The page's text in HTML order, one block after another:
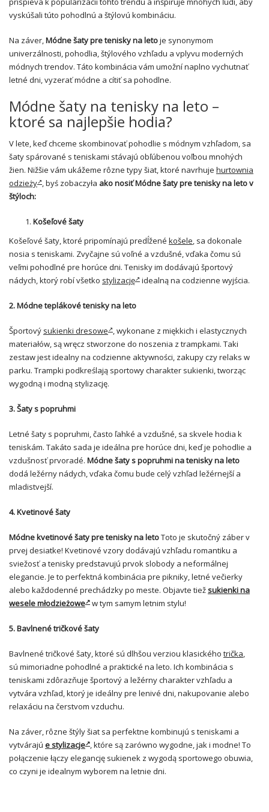
vyskúšali túto pohodlnú a štýlovú kombináciu.
Na záver,Módne šaty pre tenisky na letoje synonymom
univerzálnosti, pohodlia, štýlového vzhľadu a vplyvu moderných
módnych trendov. Táto kombinácia vám umožní naplno vychutnať
letné dni, vyzerať módne a cítiť sa pohodlne.
Módne šaty na tenisky na leto –
ktoré sa najlepšie hodia?
V lete, keď chceme skombinovať pohodlie s módnym vzhľadom, sa
šaty spárované s teniskami stávajú obľúbenou voľbou mnohých
žien. Nižšie vám ukážeme rôzne typy šiat, ktoré navrhuje hurtownia
odzieży , byś zobaczyła ako nosiťMódne šaty pre tenisky na leto v
štýloch:
Košeľové šaty
Košeľové šaty, ktoré pripomínajú predĺžené košele, sa dokonale
nosia s teniskami. Zvyčajne sú voľné a vzdušné, vďaka čomu sú
veľmi pohodlné pre horúce dni. Tenisky im dodávajú športový
nádych, ktorý robí všetko stylizację idealną na codzienne wyjścia.
2. Módne teplákové tenisky na leto
Športový sukienki dresowe , wykonane z miękkich i elastycznych
materiałów, są wręcz stworzone do noszenia z trampkami. Taki
zestaw jest idealny na codzienne aktywności, zakupy czy relaks w
parku. Trampki podkreślają sportowy charakter sukienki, tworząc
wygodną i modną stylizację.
3. Šaty s popruhmi
Letné šaty s popruhmi, často ľahké a vzdušné, sa skvele hodia k
teniskám. Takáto sada je ideálna pre horúce dni, keď je pohodlie a
vzdušnosť prvoradé. Módne šaty s popruhmi na tenisky na leto
dodá ležérny nádych, vďaka čomu bude celý vzhľad ležérnejší a
mladistvejší.
4. Kvetinové šaty
Módne kvetinové šaty pre tenisky na letoToto je skutočný záber v
prvej desiatke! Kvetinové vzory dodávajú vzhľadu romantiku a
sviežosť a tenisky predstavujú prvok slobody a neformálnej
elegancie. Je to perfektná kombinácia pre pikniky, letné večierky
alebo každodenné prechádzky po meste. Objavte tiežsukienki na
wesele młodzieżowe
w tym samym letnim stylu!
5. Bavlnené tričkové šaty
Bavlnené tričkové šaty, ktoré sú dlhšou verziou klasického trička,
sú mimoriadne pohodlné a praktické na leto. Ich kombinácia s
teniskami zdôrazňuje športový a ležérny charakter vzhľadu a
vytvára vzhľad, ktorý je ideálny pre lenivé dni, nakupovanie alebo
relaxáciu na čerstvom vzduchu.
Na záver, rôzne štýly šiat sa perfektne kombinujú s teniskami a
vytvárajú e stylizacje , które są zarówno wygodne, jak i modne! To
połączenie łączy elegancję sukienek z wygodą sportowego obuwia,
co czyni je idealnym wyborem na letnie dni.